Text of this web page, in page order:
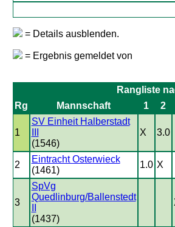
= Details ausblenden.
= Ergebnis gemeldet von
Rangliste
Rg
Mannschaft 1 2
1
SV Einheit Halberstadt
(1546)
X 3.0
2
Eintracht Osterwieck
(1461)
1.0 X
3
SpVg
Quedlinburg/Ballenstedt
(1437)